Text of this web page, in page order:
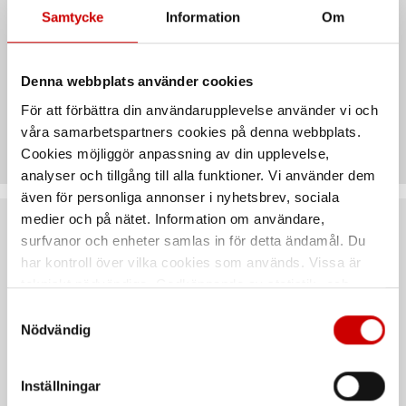
Samtycke Information Om
Denna webbplats använder cookies
För att förbättra din användarupplevelse använder vi och
våra samarbetspartners cookies på denna webbplats.
Cookies möjliggör anpassning av din upplevelse,
analyser och tillgång till alla funktioner. Vi använder dem
även för personliga annonser i nyhetsbrev, sociala
medier och på nätet. Information om användare,
surfvanor och enheter samlas in för detta ändamål. Du
har kontroll över vilka cookies som används. Vissa är
tekniskt nödvändiga. Godkännande av statistik- och
länder utanför EU med olika dataskyddsnormer. Genom
att godkänna samtycker du till sådana överföringar. Läs
Nödvändig
Inställningar
installationer där säker och effektiv anslutning är
Teknisk data
Rekommenderat baserat på vald produkt